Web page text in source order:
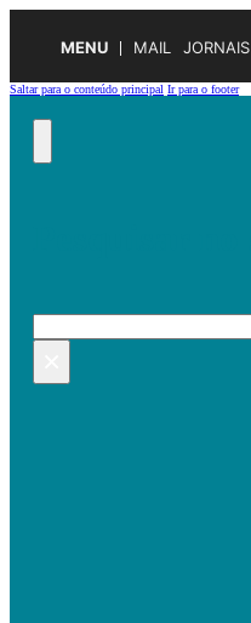
MENU MAIL JORNAIS
Saltar para o conteúdo principal Ir para o footer
Pesquisar